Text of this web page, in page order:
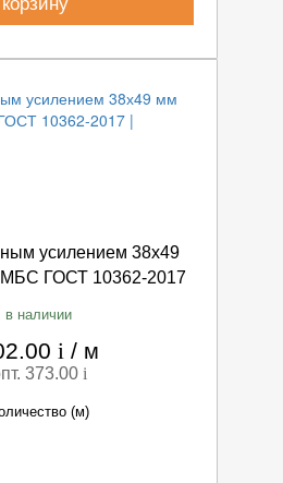
усилением 38х49
ГОСТ 10362-2017
в наличии
i / м
373.00 i
(м)